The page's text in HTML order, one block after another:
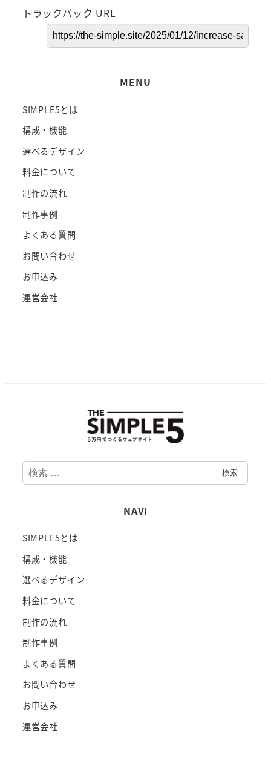
トラックバック URL
MENU
SIMPLE5とは
構成・機能
選べるデザイン
料金について
制作の流れ
制作事例
よくある質問
お問い合わせ
お申込み
運営会社
検
索
検索
NAVI
SIMPLE5とは
構成・機能
選べるデザイン
料金について
制作の流れ
制作事例
よくある質問
お問い合わせ
お申込み
運営会社